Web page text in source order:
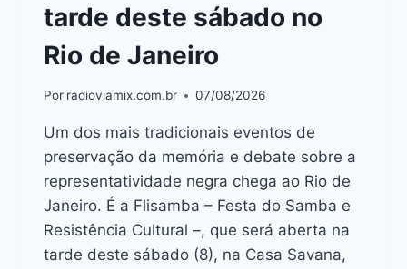
tarde deste sábado no
Rio de Janeiro
Por radioviamix.com.br 07/08/2026
Um dos mais tradicionais eventos de
preservação da memória e debate sobre a
representatividade negra chega ao Rio de
Janeiro. É a Flisamba – Festa do Samba e
Resistência Cultural –, que será aberta na
tarde deste sábado (8), na Casa Savana,